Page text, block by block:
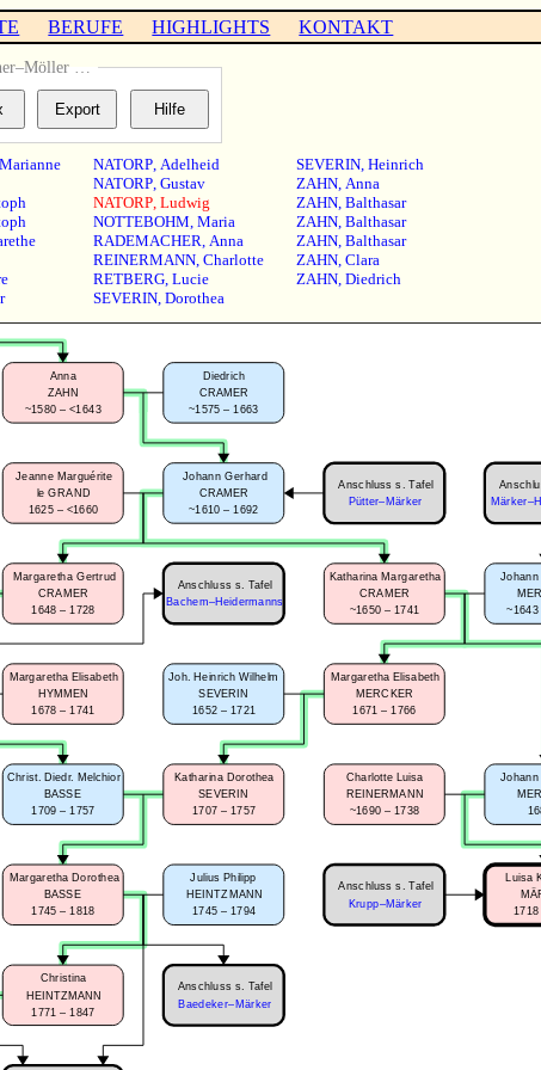
BERUFE HIGHLIGHTS KONTAKT
…
Marianne
NATORP, Adelheid
NATORP, Gustav
NATORP, Ludwig
NOTTEBOHM, Maria
RADEMACHER, Anna
REINERMANN, Charlotte
RETBERG, Lucie
SEVERIN, Dorothea
SEVERIN, Heinrich
ZAHN, Anna
ZAHN, Balthasar
ZAHN, Balthasar
ZAHN, Balthasar
ZAHN, Clara
ZAHN, Diedrich
Diedrich
CRAMER
~1575 – 1663
Anna
ZAHN
~1580 – <1643
Johann Gerhard
CRAMER
~1610 – 1692
Jeanne Marguérite
le GRAND
1625 – <1660
Luisa
1718
Johann
Charlotte Luisa
REINERMANN
~1690 – 1738
Johann
~1643
Katharina Margaretha
CRAMER
~1650 – 1741
Margaretha Gertrud
CRAMER
1648 – 1728
Christina
HEINTZMANN
1771 – 1847
Julius Philipp
HEINTZMANN
1745 – 1794
Margaretha Dorothea
BASSE
1745 – 1818
Christ. Diedr. Melchior
BASSE
1709 – 1757
Katharina Dorothea
SEVERIN
1707 – 1757
Margaretha Elisabeth
HYMMEN
1678 – 1741
Joh. Heinrich Wilhelm
SEVERIN
1652 – 1721
Margaretha Elisabeth
MERCKER
1671 – 1766
Anschluss s. Tafel
Krupp–Märker
Anschluss s. Tafel
Baedeker–Märker
Anschluss s. Tafel
Pütter–Märker
Anschluss s. Tafel
Bachem–Heidermanns